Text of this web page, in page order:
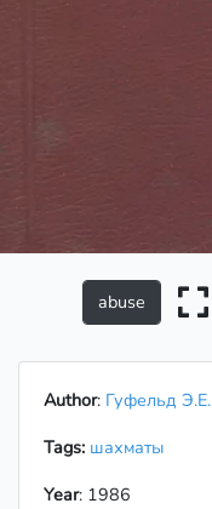
Author: Гуфельд Э.Е.
Tags: шахматы
Year: 1986